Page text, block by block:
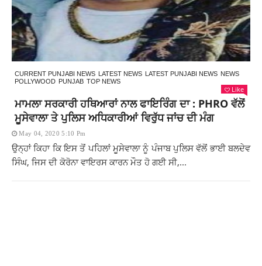
CURRENT PUNJABI NEWS LATEST NEWS LATEST PUNJABI NEWS NEWS
POLLYWOOD PUNJAB TOP NEWS
Like
ਮਾਮਲਾ ਸਰਕਾਰੀ ਹਥਿਆਰਾਂ ਨਾਲ ਫਾਇਰਿੰਗ ਦਾ : PHRO ਵੱਲੋਂ
ਮੂਸੇਵਾਲਾ ਤੇ ਪੁਲਿਸ ਅਧਿਕਾਰੀਆਂ ਵਿਰੁੱਧ ਜਾਂਚ ਦੀ ਮੰਗ
May 04, 2020 5:10 Pm
ਉਨ੍ਹਾਂ ਕਿਹਾ ਕਿ ਇਸ ਤੋਂ ਪਹਿਲਾਂ ਮੂਸੇਵਾਲਾ ਨੂੰ ਪੰਜਾਬ ਪੁਲਿਸ ਵੱਲੋਂ ਭਾਈ ਬਲਦੇਵ
ਸਿੰਘ, ਜਿਸ ਦੀ ਕੋਰੋਨਾ ਵਾਇਰਸ ਕਾਰਨ ਮੌਤ ਹੋ ਗਈ ਸੀ,...